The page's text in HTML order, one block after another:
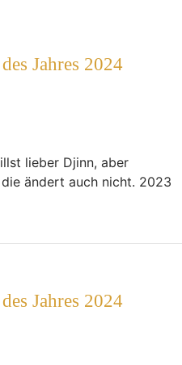
Jahres 2024
lieber Djinn, aber
ändert auch nicht. 2023
Jahres 2024